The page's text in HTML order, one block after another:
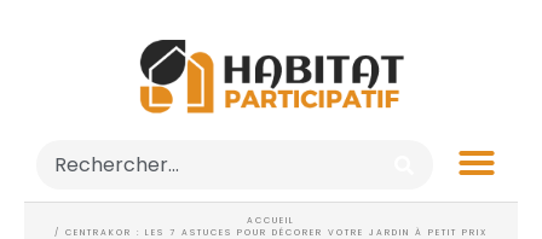
ACCUEIL
/ CENTRAKOR : LES 7 ASTUCES POUR DÉCORER VOTRE JARDIN À PETIT PRIX